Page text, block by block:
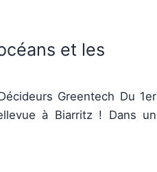
et les
Greentech Du 1er
à Biarritz ! Dans un